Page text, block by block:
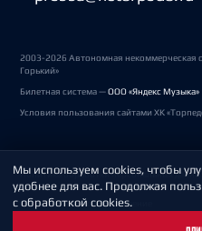
2003-2026 Автономная некоммерческая
Горький»
Билетная система —ООО «Яндекс Музыка»
Условия пользования сайтами ХК
Политика обработки персональных
Пользовательское соглашение
Мы используем cookies, чтобы
удобнее для вас. Продолжая
с обработкой cookies.